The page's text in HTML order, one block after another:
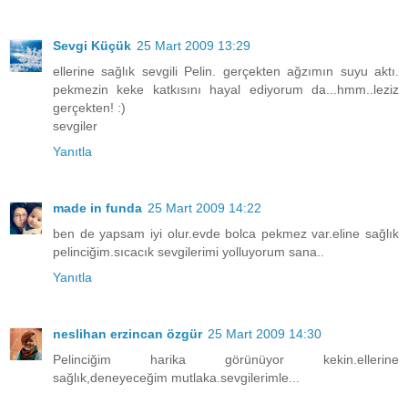
Sevgi Küçük 25 Mart 2009 13:29
ellerine sağlık sevgili Pelin. gerçekten ağzımın suyu aktı.
pekmezin keke katkısını hayal ediyorum da...hmm..leziz
gerçekten! :)
sevgiler
Yanıtla
made in funda 25 Mart 2009 14:22
ben de yapsam iyi olur.evde bolca pekmez var.eline sağlık
pelinciğim.sıcacık sevgilerimi yolluyorum sana..
Yanıtla
neslihan erzincan özgür 25 Mart 2009 14:30
Pelinciğim harika görünüyor kekin.ellerine
sağlık,deneyeceğim mutlaka.sevgilerimle...